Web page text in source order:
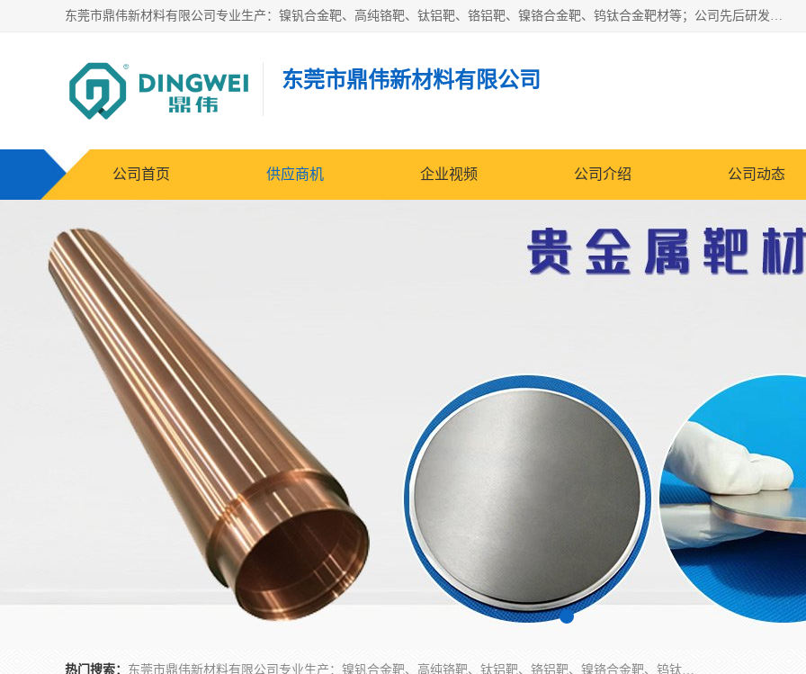
东莞市鼎伟新材料有限公司专业生产：镍钒合金靶、高纯铬靶、钛铝靶、铬铝靶、镍铬合金靶、钨钛合金靶材等；公司先后研发的蒸发材料、溅射靶材系列产品广泛应用到国内外众多知名电子、太阳能企业当中，以较高的性价比，成功发替代了国外进口产品，颇受用户好评。
东莞市鼎伟新材料有限公司
公司首页 供应商机 企业视频 公司介绍 公司动态
热门搜索： 东莞市鼎伟新材料有限公司专业生产：镍钒合金靶、高纯铬靶、钛铝靶、铬铝靶、镍铬合金靶、钨钛合金靶材等；公司先后研发的蒸发材料、溅射靶材系列产品广泛应用到国内外众多知名电子、太阳能企业当中，以较高的性价比，成功发替代了国外进口产品，颇受用户好评。